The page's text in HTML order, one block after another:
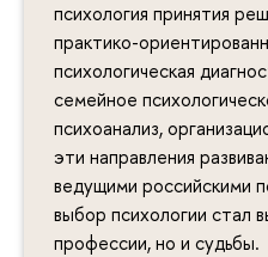
психология принятия
практико-
психологическая
семейное
психоанализ,
эти направления
ведущими российскими
выбор психологии стал
профессии, но и судьбы.